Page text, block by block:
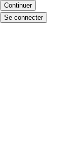
Continuer
Se connecter